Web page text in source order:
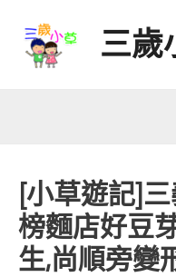
content
三歲
[小草遊記]
榜麵店好豆
生,尚順旁變